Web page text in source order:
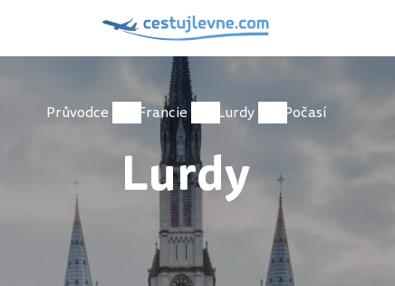
Průvodce Francie Lurdy Počasí
Lurdy